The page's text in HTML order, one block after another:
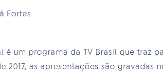
Fortes
é um programa da TV Brasil que traz
2017, as apresentações são gravadas